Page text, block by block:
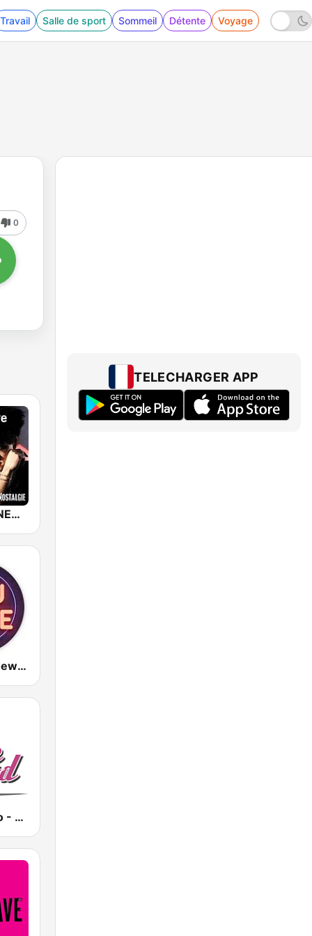
Travail Salle de sport Sommeil Détente Voyage
0
NOSTALGIE NEW WAVE
RFM 100 % New Wave
BeGoodRadio - 80s New Wave
TELECHARGER APP